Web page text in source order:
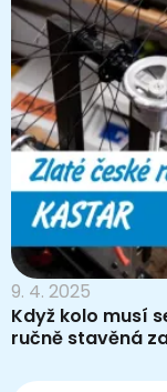
9. 4. 2025
Když kolo musí
ručně stavěná